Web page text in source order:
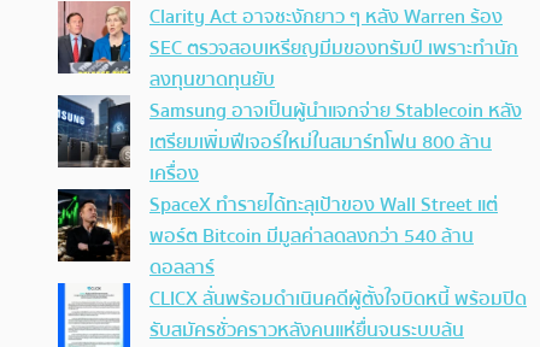
Clarity Act อาจชะงักยาว ๆ หลัง Warren ร้อง
SEC ตรวจสอบเหรียญมีมของทรัมป์ เพราะทำนัก
ลงทุนขาดทุนยับ
Samsung อาจเป็นผู้นำแจกจ่าย Stablecoin หลัง
เตรียมเพิ่มฟีเจอร์ใหม่ในสมาร์ทโฟน 800 ล้าน
เครื่อง
SpaceX ทำรายได้ทะลุเป้าของ Wall Street แต่
พอร์ต Bitcoin มีมูลค่าลดลงกว่า 540 ล้าน
ดอลลาร์
CLICX ลั่นพร้อมดำเนินคดีผู้ตั้งใจบิดหนี้ พร้อมปิด
รับสมัครชั่วคราวหลังคนแห่ยื่นจนระบบล้น